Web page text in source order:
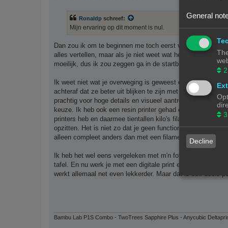
Ronaldp schreef:
Mijn ervaring op dit moment is nul.
Dan zou ik om te beginnen me toch eerst verdiepen in
alles vertellen, maar als je niet weet wat het betekent,
moeilijk, dus ik zou zeggen ga in de startblokken en begin.
Ik weet niet wat je overweging is geweest om een resin
achteraf dat ze beter uit blijken te zijn met een
prachtig voor hoge details en visueel aantrekkelijke
keuze. Ik heb ook een resin printer gehad en ik vond het
printers heb en daarmee tientallen kilo's filament er
opzitten. Het is niet zo dat je geen functionele dingen
alleen compleet anders dan met een filament printer.
Ik heb het wel eens vergeleken met m'n fotohobby uit
tafel. En nu werk je met een digitale print en een pc. Die
werkt allemaal net even lekkerder. Maar dat is ook deels
Bambu Lab P1S Combo - TwoTrees Sapphire Plus - Anycubic
General
2
3
Decline